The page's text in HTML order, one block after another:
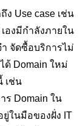
Use case เช่น
องมีกำลังภายใน
จัดซื้อบริการไม่
ด้ Domain ใหม่
เช่น
ร Domain ใน
ในมือของฝั่ง IT